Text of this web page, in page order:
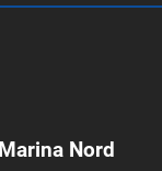
Nord